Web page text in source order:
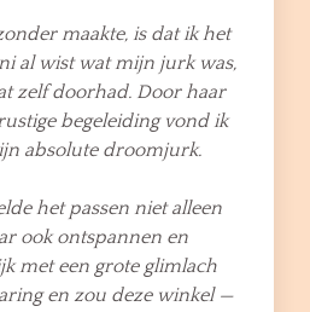
maakte, is dat ik het
al wist wat mijn jurk was,
zelf doorhad. Door haar
begeleiding vond ik
absolute droomjurk.
het passen niet alleen
ook ontspannen en
met een grote glimlach
en zou deze winkel —